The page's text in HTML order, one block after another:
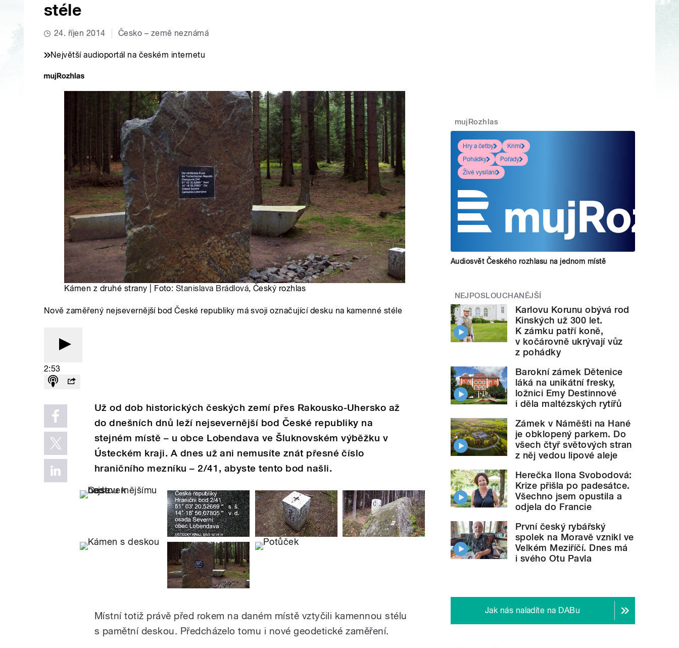
stéle
24. říjen 2014 Česko – země neznámá
Největší audioportál na českém internetu
Kámen z druhé strany | Foto: Stanislava Brádlová, Český rozhlas
Nově zaměřený nejsevernější bod České republiky má svoji označující desku na kamenné stéle
2:53
Už od dob historických českých zemí přes Rakousko-Uhersko až
do dnešních dnů leží nejsevernější bod České republiky na
stejném místě – u obce Lobendava ve Šluknovském výběžku v
Ústeckém kraji. A dnes už ani nemusíte znát přesné číslo
hraničního mezníku – 2/41, abyste tento bod našli.
Místní totiž právě před rokem na daném místě vztyčili kamennou stélu
s pamětní deskou. Předcházelo tomu i nové geodetické zaměření.
mujRozhlas
Hry a četby
Krimi
Pohádky
Pořady
Živé vysílání
Audiosvět Českého rozhlasu na jednom místě
NEJPOSLOUCHANĚJŠÍ
Karlovu Korunu obývá rod
Kinských už 300 let.
K zámku patří koně,
v kočárovně ukrývají vůz
z pohádky
Barokní zámek Dětenice
láká na unikátní fresky,
ložnici Emy Destinnové
i děla maltézských rytířů
Zámek v Náměšti na Hané
je obklopený parkem. Do
všech čtyř světových stran
z něj vedou lipové aleje
Herečka Ilona Svobodová:
Krize přišla po padesátce.
Všechno jsem opustila a
odjela do Francie
První český rybářský
spolek na Moravě vznikl ve
Velkém Meziříčí. Dnes má
i svého Otu Pavla
Jak nás naladíte na DABu